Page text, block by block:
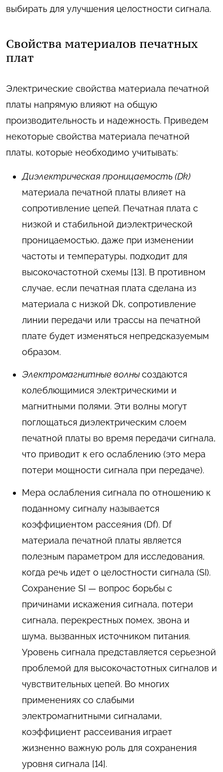
выбирать для улучшения целостности сигнала.
Свойства материалов печатных
плат
Электрические свойства материала печатной
платы напрямую влияют на общую
производительность и надежность. Приведем
некоторые свойства материала печатной
платы, которые необходимо учитывать:
Диэлектрическая проницаемость (Dk)
материала печатной платы влияет на
сопротивление цепей. Печатная плата с
низкой и стабильной диэлектрической
проницаемостью, даже при изменении
частоты и температуры, подходит для
высокочастотной схемы [13]. В противном
случае, если печатная плата сделана из
материала с низкой Dk, сопротивление
линии передачи или трассы на печатной
плате будет изменяться непредсказуемым
образом.
Электромагнитные волнысоздаются
колеблющимися электрическими и
магнитными полями. Эти волны могут
поглощаться диэлектрическим слоем
печатной платы во время передачи сигнала,
что приводит к его ослаблению (это мера
потери мощности сигнала при передаче).
Мера ослабления сигнала по отношению к
поданному сигналу называется
коэффициентом рассеяния (Df). Df
материала печатной платы является
полезным параметром для исследования,
когда речь идет о целостности сигнала (SI).
Сохранение SI — вопрос борьбы с
причинами искажения сигнала, потери
сигнала, перекрестных помех, звона и
шума, вызванных источником питания.
Уровень сигнала представляется серьезной
проблемой для высокочастотных сигналов и
чувствительных цепей. Во многих
применениях со слабыми
электромагнитными сигналами,
коэффициент рассеивания играет
жизненно важную роль для сохранения
уровня сигнала [14].